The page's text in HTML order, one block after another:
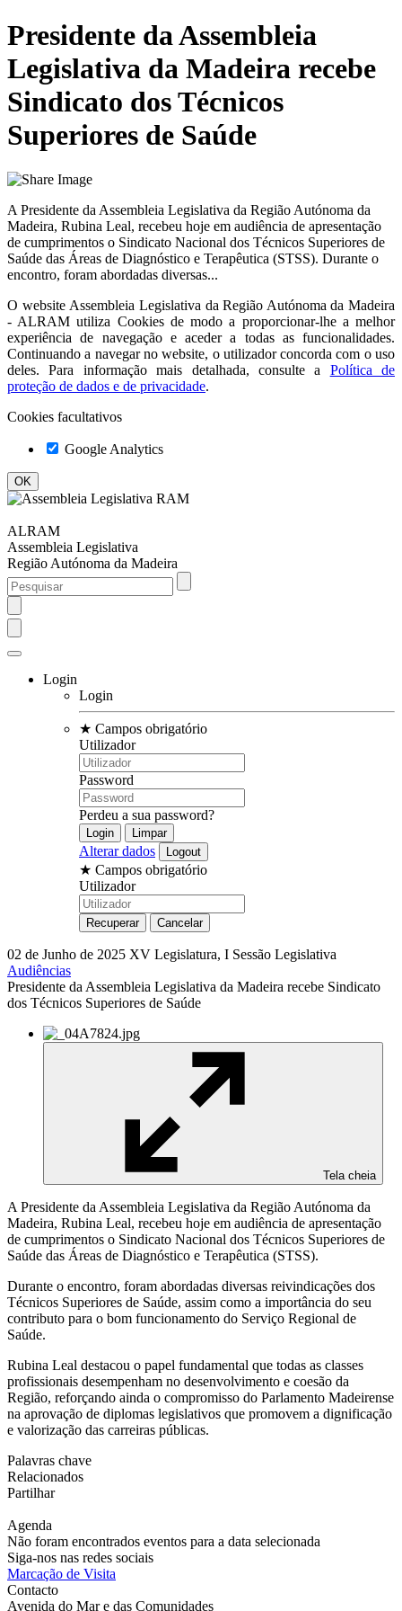
Presidente da Assembleia
Legislativa da Madeira recebe
Sindicato dos Técnicos
Superiores de Saúde
A Presidente da Assembleia Legislativa da Região Autónoma da
Madeira, Rubina Leal, recebeu hoje em audiência de apresentação
de cumprimentos o Sindicato Nacional dos Técnicos Superiores de
Saúde das Áreas de Diagnóstico e Terapêutica (STSS). Durante o
encontro, foram abordadas diversas...
O website Assembleia Legislativa da Região Autónoma da Madeira
- ALRAM utiliza Cookies de modo a proporcionar-lhe a melhor
experiência de navegação e aceder a todas as funcionalidades.
Continuando a navegar no website, o utilizador concorda com o uso
deles. Para informação mais detalhada, consulte a
Política de
proteção de dados e de privacidade.
Cookies facultativos
Google Analytics
ALRAM
Assembleia Legislativa
Região Autónoma da Madeira
Login
Login
★ Campos obrigatório
Utilizador
Password
Perdeu a sua password?
Alterar dados
★ Campos obrigatório
Utilizador
02 de Junho de 2025 XV Legislatura, I Sessão Legislativa
Audiências
Presidente da Assembleia Legislativa da Madeira recebe Sindicato
dos Técnicos Superiores de Saúde
Tela cheia
A Presidente da Assembleia Legislativa da Região Autónoma da
Madeira, Rubina Leal, recebeu hoje em audiência de apresentação
de cumprimentos o Sindicato Nacional dos Técnicos Superiores de
Saúde das Áreas de Diagnóstico e Terapêutica (STSS).
Durante o encontro, foram abordadas diversas reivindicações dos
Técnicos Superiores de Saúde, assim como a importância do seu
contributo para o bom funcionamento do Serviço Regional de
Saúde.
Rubina Leal destacou o papel fundamental que todas as classes
profissionais desempenham no desenvolvimento e coesão da
Região, reforçando ainda o compromisso do Parlamento Madeirense
na aprovação de diplomas legislativos que promovem a dignificação
e valorização das carreiras públicas.
Palavras chave
Relacionados
Partilhar
Agenda
Não foram encontrados eventos para a data selecionada
Siga-nos nas redes sociais
Marcação de Visita
Contacto
Avenida do Mar e das Comunidades